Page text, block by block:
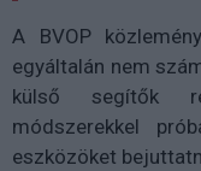
A BVOP
egyáltalán nem
külső segítők
módszerekkel
eszközöket